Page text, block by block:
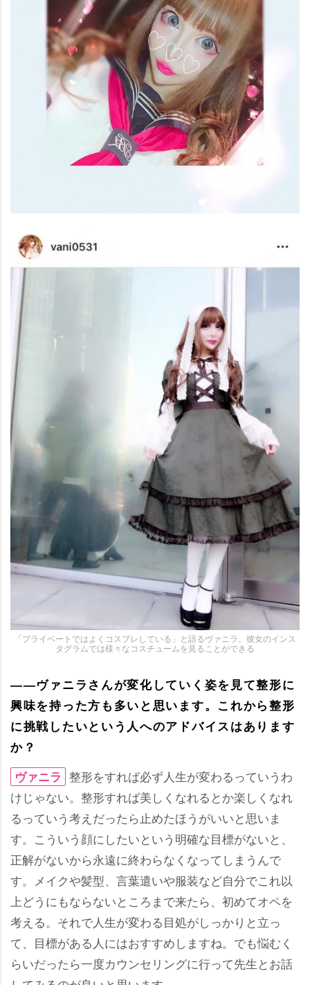
「プライベートではよくコスプレしている」と語るヴァニラ。彼女のインス
タグラムでは様々なコスチュームを見ることができる
――ヴァニラさんが変化していく姿を見て整形に
興味を持った方も多いと思います。これから整形
に挑戦したいという人へのアドバイスはあります
か？
ヴァニラ 整形をすれば必ず人生が変わるっていうわ
けじゃない。整形すれば美しくなれるとか楽しくなれ
るっていう考えだったら止めたほうがいいと思いま
す。こういう顔にしたいという明確な目標がないと、
正解がないから永遠に終わらなくなってしまうんで
す。メイクや髪型、言葉遣いや服装など自分でこれ以
上どうにもならないところまで来たら、初めてオペを
考える。それで人生が変わる目処がしっかりと立っ
て、目標がある人にはおすすめしますね。でも悩むく
らいだったら一度カウンセリングに行って先生とお話